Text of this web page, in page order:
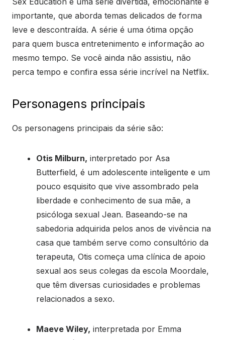
importante, que aborda temas delicados de forma
leve e descontraída. A série é uma ótima opção
para quem busca entretenimento e informação ao
mesmo tempo. Se você ainda não assistiu, não
perca tempo e confira essa série incrível na Netflix.
Personagens principais
Os personagens principais da série são:
Otis Milburn, interpretado por Asa
Butterfield, é um adolescente inteligente e um
pouco esquisito que vive assombrado pela
liberdade e conhecimento de sua mãe, a
psicóloga sexual Jean. Baseando-se na
sabedoria adquirida pelos anos de vivência na
casa que também serve como consultório da
terapeuta, Otis começa uma clínica de apoio
sexual aos seus colegas da escola Moordale,
que têm diversas curiosidades e problemas
relacionados a sexo.
Maeve Wiley, interpretada por Emma